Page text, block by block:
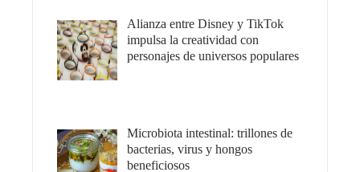
Alianza entre Disney y TikTok
impulsa la creatividad con
personajes de universos populares
Microbiota intestinal: trillones de
bacterias, virus y hongos
beneficiosos